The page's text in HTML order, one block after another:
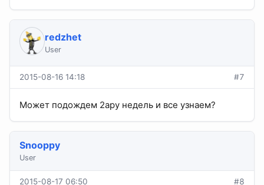
redzhet
User
2015-08-16 14:18 #7
Может подождем 2ару недель и все узнаем?
Snooppy
User
2015-08-17 06:50 #8